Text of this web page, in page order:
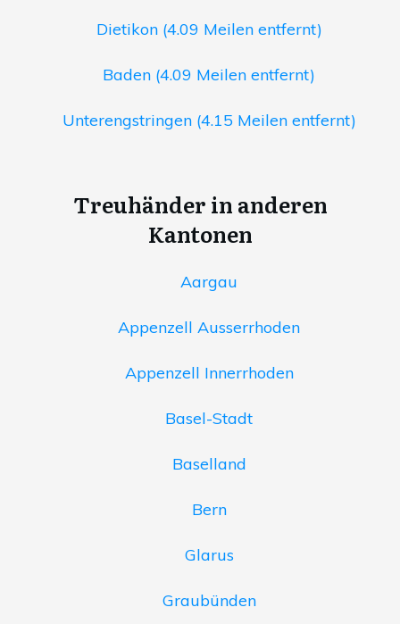
Dietikon (4.09 Meilen entfernt)
Baden (4.09 Meilen entfernt)
Unterengstringen (4.15 Meilen entfernt)
Treuhänder in anderen
Kantonen
Aargau
Appenzell Ausserrhoden
Appenzell Innerrhoden
Basel-Stadt
Baselland
Bern
Glarus
Graubünden